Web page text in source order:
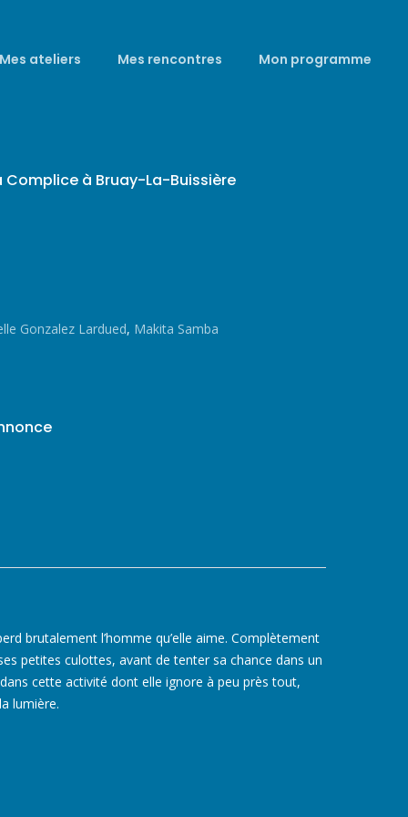
Mes ateliers Mes rencontres Mon programme
Complice à Bruay-La-Buissière
Gonzalez Lardued, Makita Samba
brutalement l’homme qu’elle aime. Complètement
petites culottes, avant de tenter sa chance dans un
cette activité dont elle ignore à peu près tout,
lumière.